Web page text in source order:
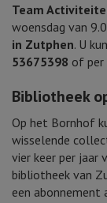
Team
woensdag van
in Zutphen. U
53675398 of per
Bibliotheek
Op het Bornhof
wisselende
vier keer per jaar
bibliotheek van
een